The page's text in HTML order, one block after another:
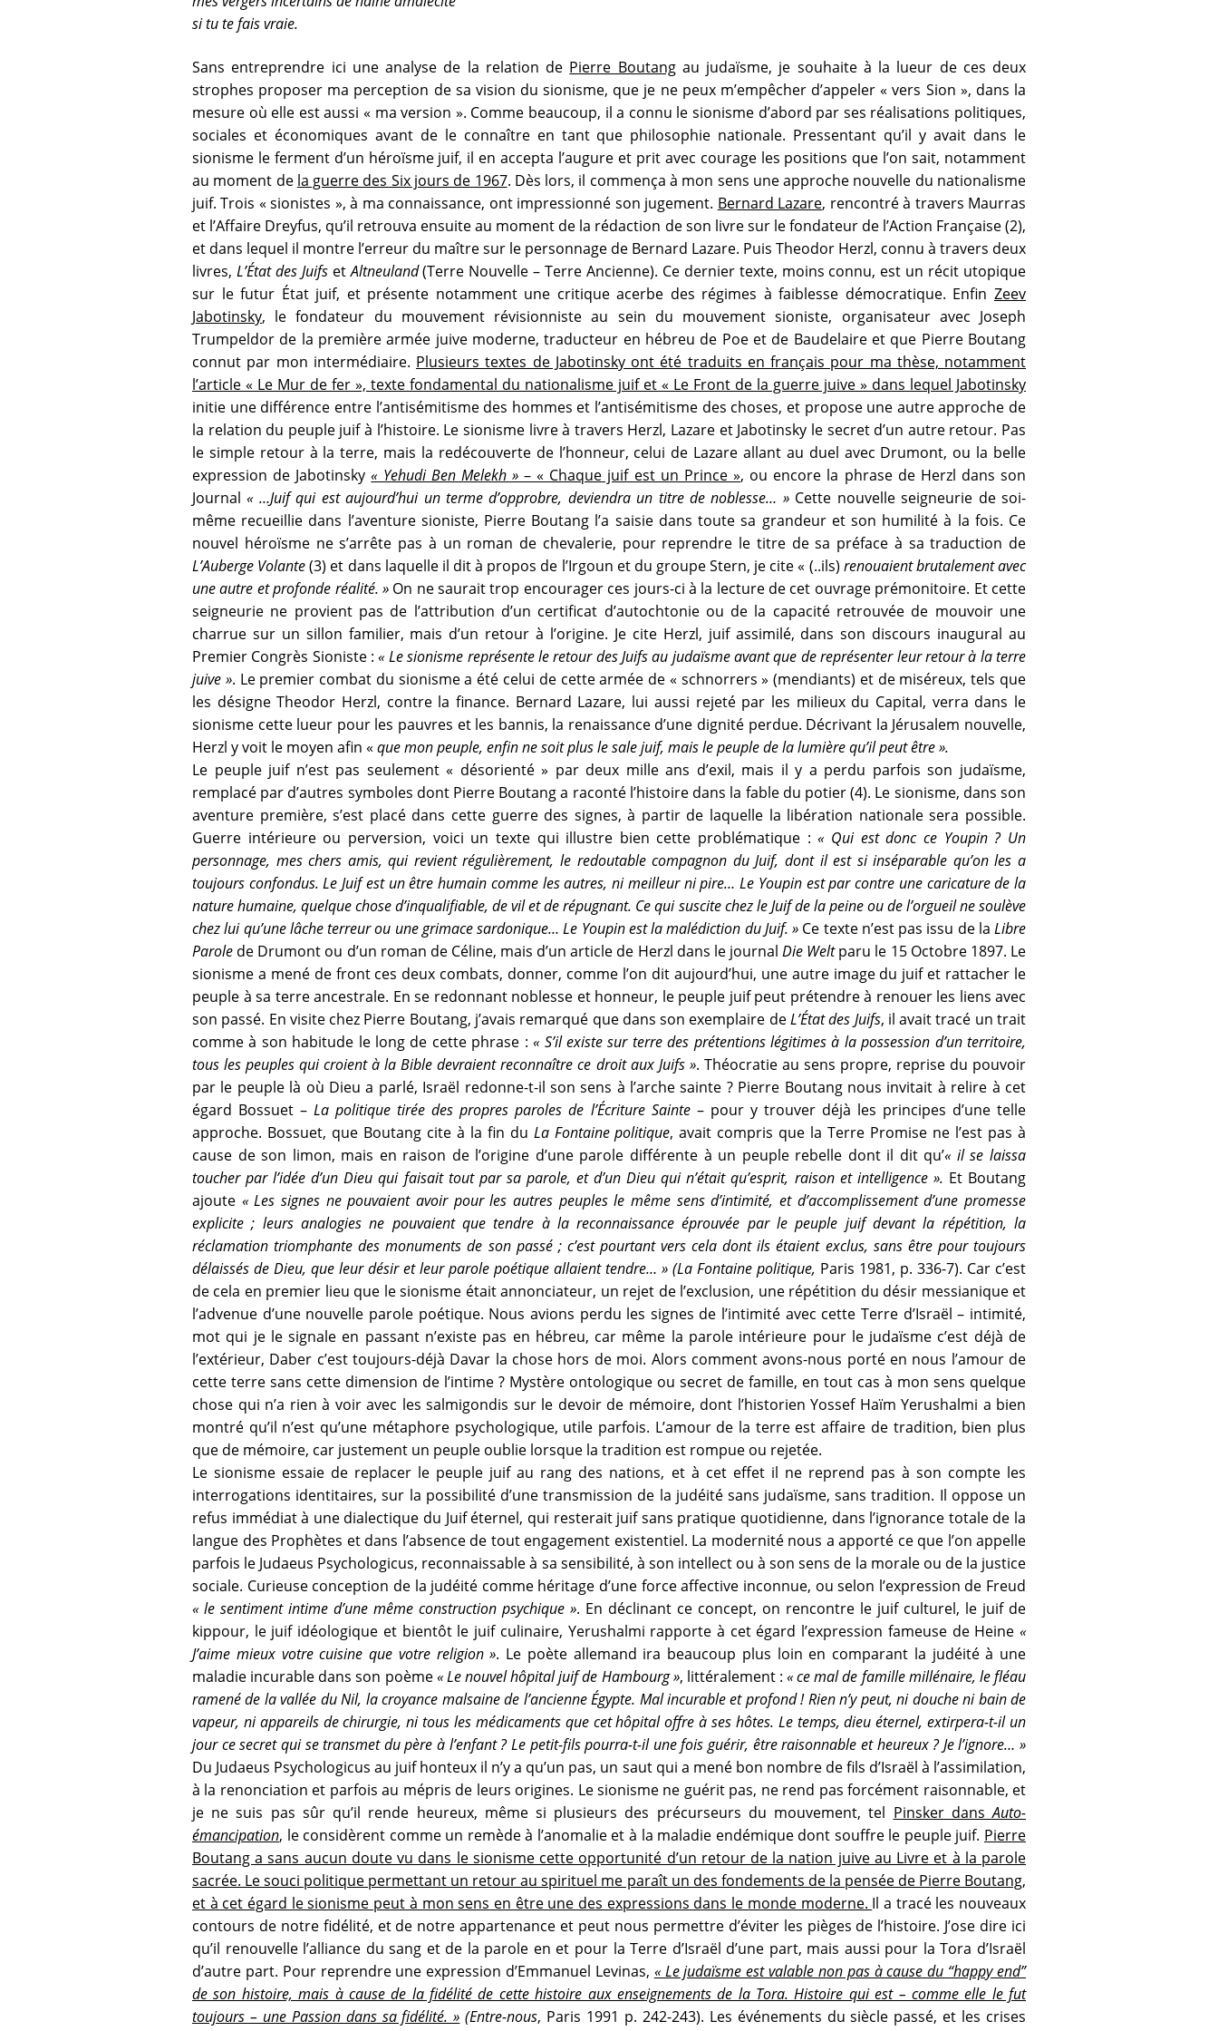
si tu te fais vraie.
Sans entreprendre ici une analyse de la relation de Pierre Boutangau judaïsme, je souhaite à la lueur de ces deux
strophes proposer ma perception de sa vision du sionisme, que je ne peux m’empêcher d’appeler « vers Sion », dans la
mesure où elle est aussi « ma version ». Comme beaucoup, il a connu le sionisme d’abord par ses réalisations politiques,
sociales et économiques avant de le connaître en tant que philosophie nationale. Pressentant qu’il y avait dans le
sionisme le ferment d’un héroïsme juif, il en accepta l’augure et prit avec courage les positions que l’on sait, notamment
au moment de la guerre des Six jours de 1967. Dès lors, il commença à mon sens une approche nouvelle du nationalisme
juif. Trois « sionistes », à ma connaissance, ont impressionné son jugement. Bernard Lazare, rencontré à travers Maurras
et l’Affaire Dreyfus, qu’il retrouva ensuite au moment de la rédaction de son livre sur le fondateur de l’Action Française (2),
et dans lequel il montre l’erreur du maître sur le personnage de Bernard Lazare. Puis Theodor Herzl, connu à travers deux
livres, L’État des JuifsetAltneuland(Terre Nouvelle – Terre Ancienne). Ce dernier texte, moins connu, est un récit utopique
sur le futur État juif, et présente notamment une critique acerbe des régimes à faiblesse démocratique. Enfin Zeev
Jabotinsky, le fondateur du mouvement révisionniste au sein du mouvement sioniste, organisateur avec Joseph
Trumpeldor de la première armée juive moderne, traducteur en hébreu de Poe et de Baudelaire et que Pierre Boutang
connut par mon intermédiaire. Plusieurs textes de Jabotinsky ont été traduits en français pour ma thèse, notamment
l’article « Le Mur de fer », texte fondamental du nationalisme juif et « Le Front de la guerre juive » dans lequel Jabotinsky
initie une différence entre l’antisémitisme des hommes et l’antisémitisme des choses, et propose une autre approche de
la relation du peuple juif à l’histoire. Le sionisme livre à travers Herzl, Lazare et Jabotinsky le secret d’un autre retour. Pas
le simple retour à la terre, mais la redécouverte de l’honneur, celui de Lazare allant au duel avec Drumont, ou la belle
expression de Jabotinsky« Yehudi Ben Melekh »– « Chaque juif est un Prince », ou encore la phrase de Herzl dans son
Journal« …Juif qui est aujourd’hui un terme d’opprobre, deviendra un titre de noblesse… »Cette nouvelle seigneurie de soi-
même recueillie dans l’aventure sioniste, Pierre Boutang l’a saisie dans toute sa grandeur et son humilité à la fois. Ce
nouvel héroïsme ne s’arrête pas à un roman de chevalerie, pour reprendre le titre de sa préface à sa traduction de
L’Auberge Volante(3) et dans laquelle il dit à propos de l’Irgoun et du groupe Stern, je cite « (..ils) renouaient brutalement avec
une autre et profonde réalité. »On ne saurait trop encourager ces jours-ci à la lecture de cet ouvrage prémonitoire. Et cette
seigneurie ne provient pas de l’attribution d’un certificat d’autochtonie ou de la capacité retrouvée de mouvoir une
charrue sur un sillon familier, mais d’un retour à l’origine. Je cite Herzl, juif assimilé, dans son discours inaugural au
Premier Congrès Sioniste :« Le sionisme représente le retour des Juifs au judaïsme avant que de représenter leur retour à la terre
juive ». Le premier combat du sionisme a été celui de cette armée de « schnorrers » (mendiants) et de miséreux, tels que
les désigne Theodor Herzl, contre la finance. Bernard Lazare, lui aussi rejeté par les milieux du Capital, verra dans le
sionisme cette lueur pour les pauvres et les bannis, la renaissance d’une dignité perdue. Décrivant la Jérusalem nouvelle,
Herzl y voit le moyen afin « que mon peuple, enfin ne soit plus le sale juif, mais le peuple de la lumière qu’il peut être ».
Le peuple juif n’est pas seulement « désorienté » par deux mille ans d’exil, mais il y a perdu parfois son judaïsme,
remplacé par d’autres symboles dont Pierre Boutang a raconté l’histoire dans la fable du potier (4). Le sionisme, dans son
aventure première, s’est placé dans cette guerre des signes, à partir de laquelle la libération nationale sera possible.
Guerre intérieure ou perversion, voici un texte qui illustre bien cette problématique :« Qui est donc ce Youpin ? Un
personnage, mes chers amis, qui revient régulièrement, le redoutable compagnon du Juif, dont il est si inséparable qu’on les a
toujours confondus. Le Juif est un être humain comme les autres, ni meilleur ni pire… Le Youpin est par contre une caricature de la
nature humaine, quelque chose d’inqualifiable, de vil et de répugnant. Ce qui suscite chez le Juif de la peine ou de l’orgueil ne soulève
chez lui qu’une lâche terreur ou une grimace sardonique… Le Youpin est la malédiction du Juif. » Ce texte n’est pas issu de la Libre
Parole de Drumont ou d’un roman de Céline, mais d’un article de Herzl dans le journalDie Weltparu le 15 Octobre 1897. Le
sionisme a mené de front ces deux combats, donner, comme l’on dit aujourd’hui, une autre image du juif et rattacher le
peuple à sa terre ancestrale. En se redonnant noblesse et honneur, le peuple juif peut prétendre à renouer les liens avec
son passé. En visite chez Pierre Boutang, j’avais remarqué que dans son exemplaire deL’État des Juifs, il avait tracé un trait
comme à son habitude le long de cette phrase :« S’il existe sur terre des prétentions légitimes à la possession d’un territoire,
tous les peuples qui croient à la Bible devraient reconnaître ce droit aux Juifs ». Théocratie au sens propre, reprise du pouvoir
par le peuple là où Dieu a parlé, Israël redonne-t-il son sens à l’arche sainte ? Pierre Boutang nous invitait à relire à cet
égard Bossuet –La politique tirée des propres paroles de l’Écriture Sainte– pour y trouver déjà les principes d’une telle
approche. Bossuet, que Boutang cite à la fin du La Fontaine politique, avait compris que la Terre Promise ne l’est pas à
cause de son limon, mais en raison de l’origine d’une parole différente à un peuple rebelle dont il dit qu’« il se laissa
toucher par l’idée d’un Dieu qui faisait tout par sa parole, et d’un Dieu qui n’était qu’esprit, raison et intelligence ». Et Boutang
ajoute « Les signes ne pouvaient avoir pour les autres peuples le même sens d’intimité, et d’accomplissement d’une promesse
explicite ; leurs analogies ne pouvaient que tendre à la reconnaissance éprouvée par le peuple juif devant la répétition, la
réclamation triomphante des monuments de son passé ; c’est pourtant vers cela dont ils étaient exclus, sans être pour toujours
délaissés de Dieu, que leur désir et leur parole poétique allaient tendre… » (La Fontaine politique, Paris 1981, p. 336-7). Car c’est
de cela en premier lieu que le sionisme était annonciateur, un rejet de l’exclusion, une répétition du désir messianique et
l’advenue d’une nouvelle parole poétique. Nous avions perdu les signes de l’intimité avec cette Terre d’Israël – intimité,
mot qui je le signale en passant n’existe pas en hébreu, car même la parole intérieure pour le judaïsme c’est déjà de
l’extérieur, Daber c’est toujours-déjà Davar la chose hors de moi. Alors comment avons-nous porté en nous l’amour de
cette terre sans cette dimension de l’intime ? Mystère ontologique ou secret de famille, en tout cas à mon sens quelque
chose qui n’a rien à voir avec les salmigondis sur le devoir de mémoire, dont l’historien Yossef Haïm Yerushalmi a bien
montré qu’il n’est qu’une métaphore psychologique, utile parfois. L’amour de la terre est affaire de tradition, bien plus
que de mémoire, car justement un peuple oublie lorsque la tradition est rompue ou rejetée.
Le sionisme essaie de replacer le peuple juif au rang des nations, et à cet effet il ne reprend pas à son compte les
interrogations identitaires, sur la possibilité d’une transmission de la judéité sans judaïsme, sans tradition. Il oppose un
refus immédiat à une dialectique du Juif éternel, qui resterait juif sans pratique quotidienne, dans l’ignorance totale de la
langue des Prophètes et dans l’absence de tout engagement existentiel. La modernité nous a apporté ce que l’on appelle
parfois le Judaeus Psychologicus, reconnaissable à sa sensibilité, à son intellect ou à son sens de la morale ou de la justice
sociale. Curieuse conception de la judéité comme héritage d’une force affective inconnue, ou selon l’expression de Freud
« le sentiment intime d’une même construction psychique ». En déclinant ce concept, on rencontre le juif culturel, le juif de
kippour, le juif idéologique et bientôt le juif culinaire, Yerushalmi rapporte à cet égard l’expression fameuse de Heine «
J’aime mieux votre cuisine que votre religion ». Le poète allemand ira beaucoup plus loin en comparant la judéité à une
maladie incurable dans son poème« Le nouvel hôpital juif de Hambourg », littéralement :« ce mal de famille millénaire, le fléau
ramené de la vallée du Nil, la croyance malsaine de l’ancienne Égypte. Mal incurable et profond ! Rien n’y peut, ni douche ni bain de
vapeur, ni appareils de chirurgie, ni tous les médicaments que cet hôpital offre à ses hôtes. Le temps, dieu éternel, extirpera-t-il un
jour ce secret qui se transmet du père à l’enfant ? Le petit-fils pourra-t-il une fois guérir, être raisonnable et heureux ? Je l’ignore… »
Du Judaeus Psychologicus au juif honteux il n’y a qu’un pas, un saut qui a mené bon nombre de fils d’Israël à l’assimilation,
à la renonciation et parfois au mépris de leurs origines. Le sionisme ne guérit pas, ne rend pas forcément raisonnable, et
je ne suis pas sûr qu’il rende heureux, même si plusieurs des précurseurs du mouvement, tel Pinsker dansAuto-
émancipation, le considèrent comme un remède à l’anomalie et à la maladie endémique dont souffre le peuple juif. Pierre
Boutang a sans aucun doute vu dans le sionisme cette opportunité d’un retour de la nation juive au Livre et à la parole
sacrée. Le souci politique permettant un retour au spirituel me paraît un des fondements de la pensée de Pierre Boutang,
et à cet égard le sionisme peut à mon sens en être une des expressions dans le monde moderne. Il a tracé les nouveaux
contours de notre fidélité, et de notre appartenance et peut nous permettre d’éviter les pièges de l’histoire. J’ose dire ici
qu’il renouvelle l’alliance du sang et de la parole en et pour la Terre d’Israël d’une part, mais aussi pour la Tora d’Israël
d’autre part. Pour reprendre une expression d’Emmanuel Levinas, « Le judaïsme est valable non pas à cause du “happy end”
de son histoire, mais à cause de la fidélité de cette histoire aux enseignements de la Tora. Histoire qui est – comme elle le fut
toujours – une Passion dans sa fidélité. » (Entre-nous, Paris 1991 p. 242-243). Les événements du siècle passé, et les crises